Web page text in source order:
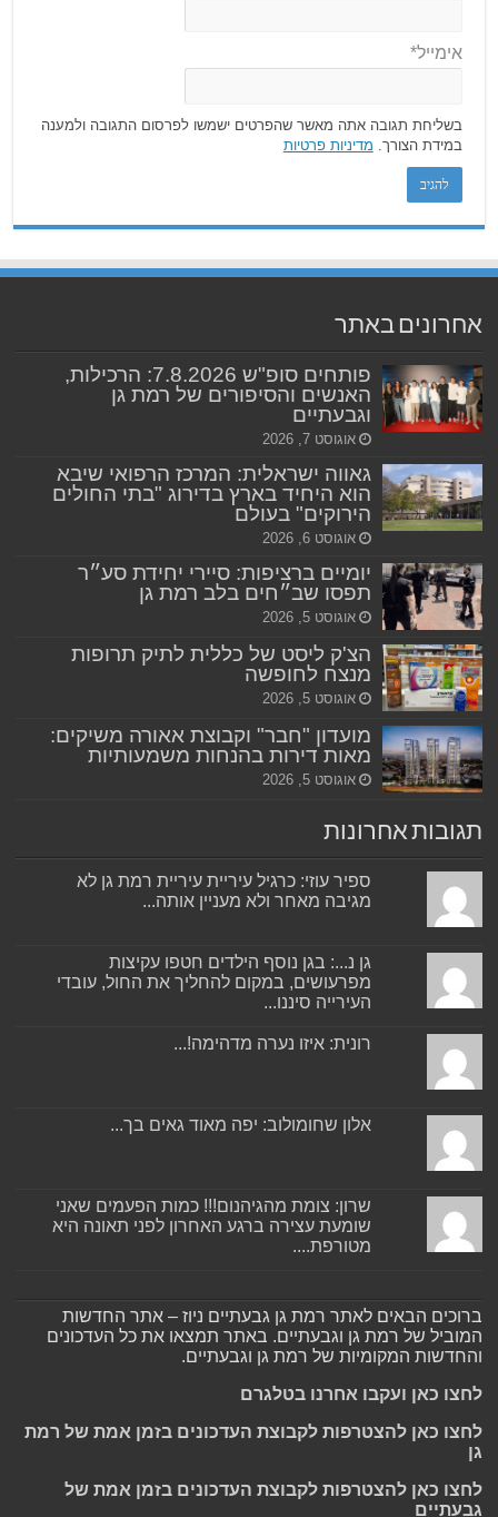
אימייל*
בשליחת תגובה אתה מאשר שהפרטים ישמשו לפרסום התגובה ולמענה
במידת הצורך. מדיניות פרטיות
אחרונים באתר
פותחים סופ"ש 7.8.2026: הרכילות,
האנשים והסיפורים של רמת גן
וגבעתיים
אוגוסט 7, 2026
גאווה ישראלית: המרכז הרפואי שיבא
הוא היחיד בארץ בדירוג "בתי החולים
הירוקים" בעולם
אוגוסט 6, 2026
יומיים ברציפות: סיירי יחידת סע״ר
תפסו שב״חים בלב רמת גן
אוגוסט 5, 2026
הצ'ק ליסט של כללית לתיק תרופות
מנצח לחופשה
אוגוסט 5, 2026
מועדון "חבר" וקבוצת אאורה משיקים:
מאות דירות בהנחות משמעותיות
אוגוסט 5, 2026
תגובות אחרונות
ספיר עוזי: כרגיל עיריית עיריית רמת גן לא
מגיבה מאחר ולא מעניין אותה...
גן נ...: בגן נוסף הילדים חטפו עקיצות
מפרעושים, במקום להחליך את החול, עובדי
העירייה סיננו...
רונית: איזו נערה מדהימה!...
אלון שחומולוב: יפה מאוד גאים בך...
שרון: צומת מהגיהנום!!! כמות הפעמים שאני
שומעת עצירה ברגע האחרון לפני תאונה היא
מטורפת....
ברוכים הבאים לאתר רמת גן גבעתיים ניוז – אתר החדשות
המוביל של רמת גן וגבעתיים. באתר תמצאו את כל העדכונים
והחדשות המקומיות של רמת גן וגבעתיים.
לחצו כאן ועקבו אחרנו בטלגרם
לחצו כאן להצטרפות לקבוצת העדכונים בזמן אמת של רמת
גן
לחצו כאן להצטרפות לקבוצת העדכונים בזמן אמת של
גבעתיים